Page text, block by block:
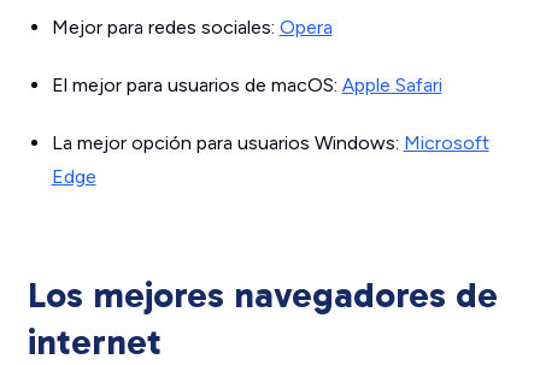
Mejor para redes sociales: Opera
El mejor para usuarios de macOS: Apple Safari
La mejor opción para usuarios Windows: Microsoft
Edge
Los mejores navegadores de
internet